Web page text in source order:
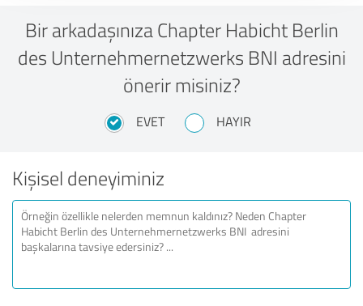
Bir arkadaşınıza Chapter Habicht Berlin
des Unternehmernetzwerks BNI adresini
önerir misiniz?
EVET HAYIR
Kişisel deneyiminiz